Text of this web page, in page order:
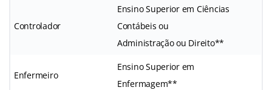
Controlador
Ensino Superior em Ciências
Contábeis ou
Administração ou Direito**
Enfermeiro
Ensino Superior em
Enfermagem**